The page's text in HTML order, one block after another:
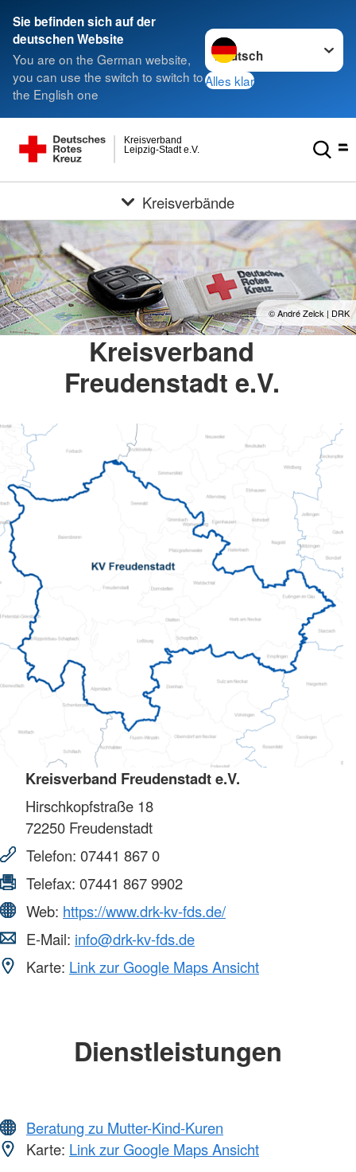
Sie befinden sich auf der
deutschen Website
You are on the German website,
you can use the switch to switch to
the English one
Sprache wechseln zu
Alles klar
Leipzig-Stadt e.V.
Kreisverband
Kreisverbände
© André Zelck | DRK
Kreisverband
Freudenstadt e.V.
Kreisverband Freudenstadt e.V.
Hirschkopfstraße 18
72250 Freudenstadt
Telefon: 07441 867 0
Telefax: 07441 867 9902
Web: https://www.drk-kv-fds.de/
E-Mail: info@drk-kv-fds.de
Karte: Link zur Google Maps Ansicht
Dienstleistungen
Beratung zu Mutter-Kind-Kuren
Karte: Link zur Google Maps Ansicht